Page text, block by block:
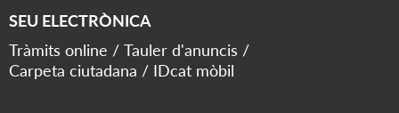
SEU ELECTRÒNICA
Tràmits online
Tauler d'anuncis
Carpeta ciutadana
IDcat mòbil